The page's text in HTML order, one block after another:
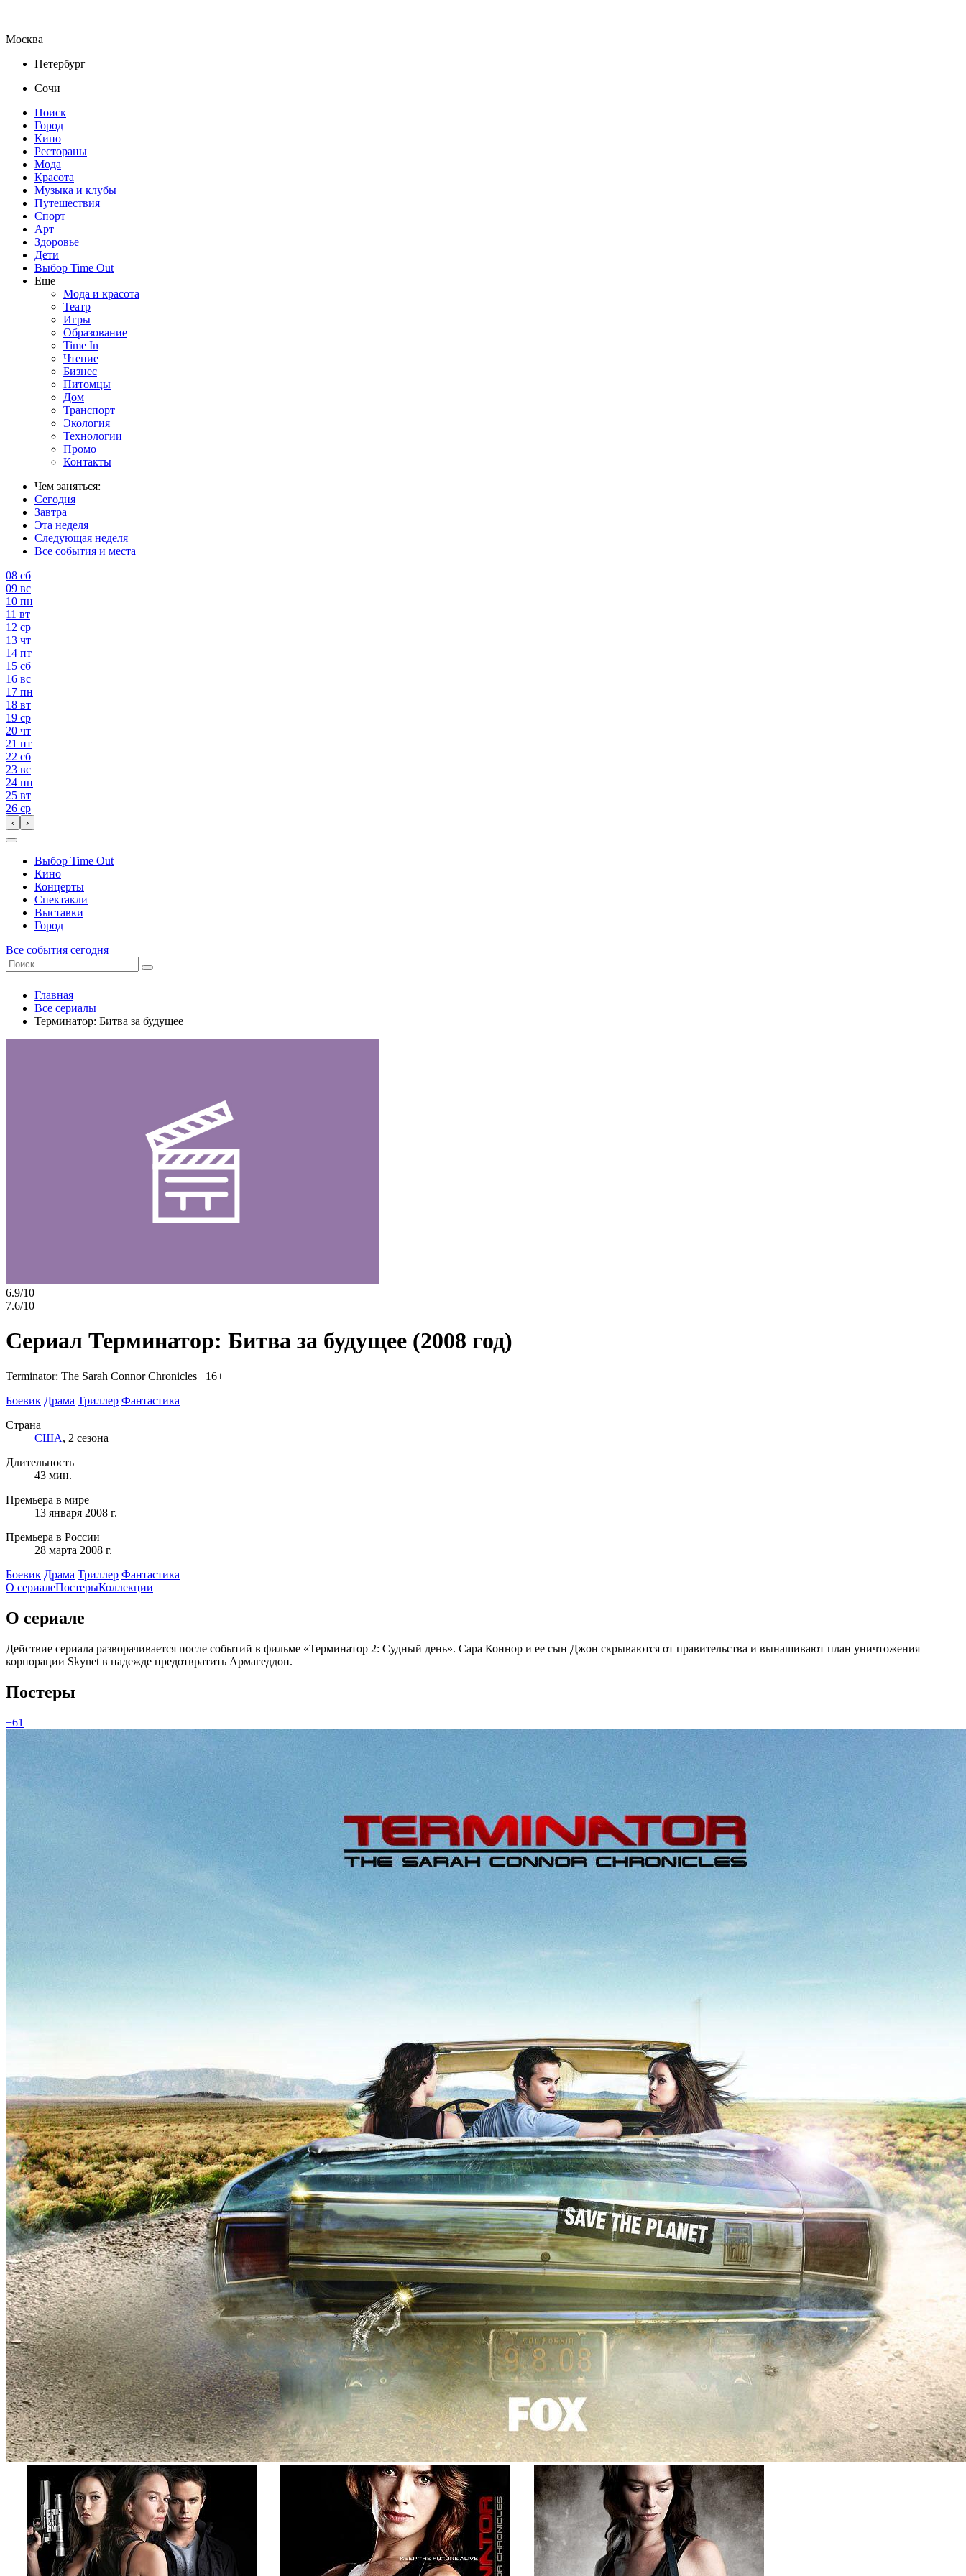
Москва
Петербург
Сочи
Поиск
Город
Кино
Рестораны
Мода
Красота
Музыка и клубы
Путешествия
Спорт
Арт
Здоровье
Дети
Выбор Time Out
Еще
Мода и красота
Театр
Игры
Образование
Time In
Чтение
Бизнес
Питомцы
Дом
Транспорт
Экология
Технологии
Промо
Контакты
Чем заняться:
Сегодня
Завтра
Эта неделя
Следующая неделя
Все события и места
08 сб
09 вс
10 пн
11 вт
12 ср
13 чт
14 пт
15 сб
16 вс
17 пн
18 вт
19 ср
20 чт
21 пт
22 сб
23 вс
24 пн
25 вт
26 ср
‹ ›
Выбор Time Out
Кино
Концерты
Спектакли
Выставки
Город
Все события сегодня
Главная
Все сериалы
Терминатор: Битва за будущее
6.9/10
7.6/10
Сериал Терминатор: Битва за будущее (2008 год)
Terminator: The Sarah Connor Chronicles 16+
Боевик Драма Триллер Фантастика
Страна
США, 2 сезона
Длительность
43 мин.
Премьера в мире
13 января 2008 г.
Премьера в России
28 марта 2008 г.
Боевик Драма Триллер Фантастика
О сериалеПостерыКоллекции
О сериале
Действие сериала разворачивается после событий в фильме «Терминатор 2: Судный день». Сара Коннор и ее сын Джон скрываются от правительства и вынашивают план уничтожения
корпорации Skynet в надежде предотвратить Армагеддон.
Постеры
+61